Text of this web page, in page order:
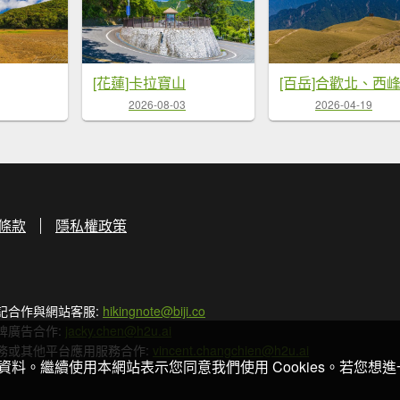
[花蓮]卡拉寶山
2026-08-03
[百岳]合歡北、西峰
2026-04-19
款 隱私權政策
合作與網站客服: hikingnote@biji.co
廣告合作: jacky.chen@h2u.ai
或其他平台應用服務合作: vincent.changchien@h2u.ai
料。繼續使用本網站表示您同意我們使用 Cookies。若您想